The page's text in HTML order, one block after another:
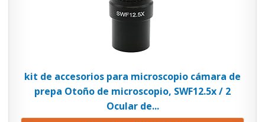
kit de accesorios para microscopio cámara de
prepa Otoño de microscopio, SWF12.5x / 2
Ocular de...